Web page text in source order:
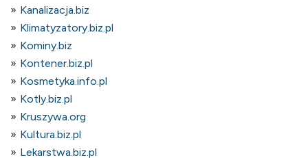
Kanalizacja.biz
Klimatyzatory.biz.pl
Kominy.biz
Kontener.biz.pl
Kosmetyka.info.pl
Kotly.biz.pl
Kruszywa.org
Kultura.biz.pl
Lekarstwa.biz.pl